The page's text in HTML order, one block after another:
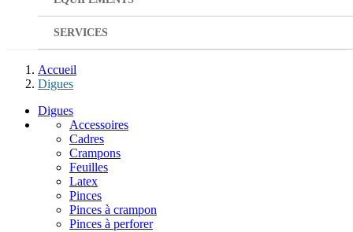
SERVICES
Accueil
Digues
Digues
Accessoires
Cadres
Crampons
Feuilles
Latex
Pinces
Pinces à crampon
Pinces à perforer